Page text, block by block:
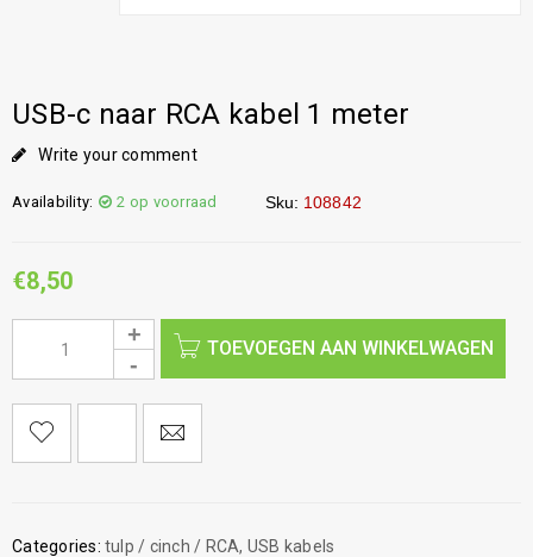
USB-c naar RCA kabel 1 meter
Write your comment
Availability: 2 op voorraad Sku: 108842
€8,50
TOEVOEGEN AAN WINKELWAGEN
Categories: tulp / cinch / RCA, USB kabels